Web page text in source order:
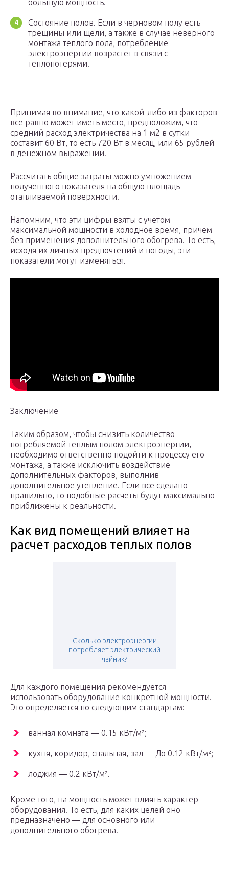
большую мощность.
Состояние полов. Если в черновом полу есть
трещины или щели, а также в случае неверного
монтажа теплого пола, потребление
электроэнергии возрастет в связи с
теплопотерями.
Принимая во внимание, что какой-либо из факторов
все равно может иметь место, предположим, что
средний расход электричества на 1 м2 в сутки
составит 60 Вт, то есть 720 Вт в месяц, или 65 рублей
в денежном выражении.
Рассчитать общие затраты можно умножением
полученного показателя на общую площадь
отапливаемой поверхности.
Напомним, что эти цифры взяты с учетом
максимальной мощности в холодное время, причем
без применения дополнительного обогрева. То есть,
исходя их личных предпочтений и погоды, эти
показатели могут изменяться.
Заключение
Таким образом, чтобы снизить количество
потребляемой теплым полом электроэнергии,
необходимо ответственно подойти к процессу его
монтажа, а также исключить воздействие
дополнительных факторов, выполнив
дополнительное утепление. Если все сделано
правильно, то подобные расчеты будут максимально
приближены к реальности.
Как вид помещений влияет на
расчет расходов теплых полов
Сколько электроэнергии
потребляет электрический
чайник?
Для каждого помещения рекомендуется
использовать оборудование конкретной мощности.
Это определяется по следующим стандартам:
ванная комната — 0.15 кВт/м²;
кухня, коридор, спальная, зал — До 0.12 кВт/м²;
лоджия — 0.2 кВт/м².
Кроме того, на мощность может влиять характер
оборудования. То есть, для каких целей оно
предназначено — для основного или
дополнительного обогрева.